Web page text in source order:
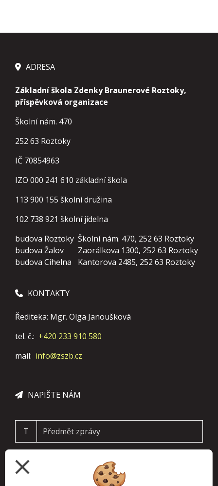
ADRESA
Základní škola Zdenky Braunerové Roztoky,
příspěvková organizace
Školní nám. 470
252 63 Roztoky
IČ 70854963
IZO 000 241 610 základní škola
113 900 155 školní družina
102 738 921 školní jídelna
budova Roztoky Školní nám. 470, 252 63 Roztoky
budova Žalov
Zaorálkova 1300, 252 63 Roztoky
budova Cihelna
Kantorova 2485, 252 63 Roztoky
KONTAKTY
Řediteka: Mgr. Olga Janoušková
tel. č.: +420 233 910 580
mail: info@zszb.cz
NAPIŠTE NÁM
T
close